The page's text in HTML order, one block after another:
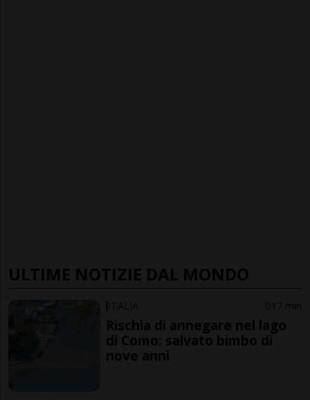
ULTIME NOTIZIE DAL MONDO
ITALIA 17 min
Rischia di annegare nel lago
di Como: salvato bimbo di
nove anni